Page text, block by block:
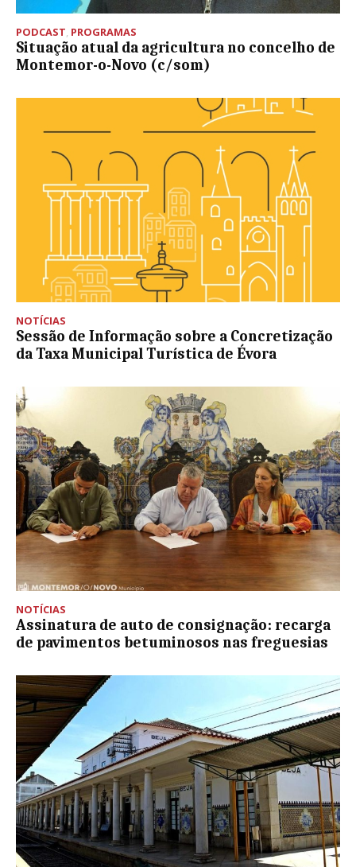
PODCAST, PROGRAMAS
Situação atual da agricultura no concelho de
Montemor-o-Novo (c/som)
NOTÍCIAS
Sessão de Informação sobre a Concretização
da Taxa Municipal Turística de Évora
NOTÍCIAS
Assinatura de auto de consignação: recarga
de pavimentos betuminosos nas freguesias